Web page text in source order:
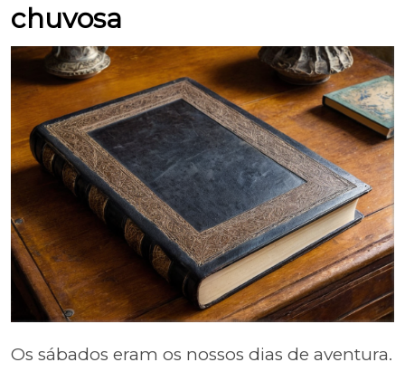
chuvosa
Os sábados eram os nossos dias de aventura.